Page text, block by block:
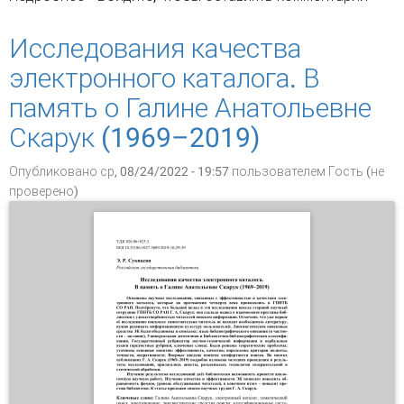
Исследования качества
электронного каталога. В
память о Галине Анатольевне
Скарук (1969–2019)
Опубликовано ср, 08/24/2022 - 19:57 пользователем Гость (не
проверено)